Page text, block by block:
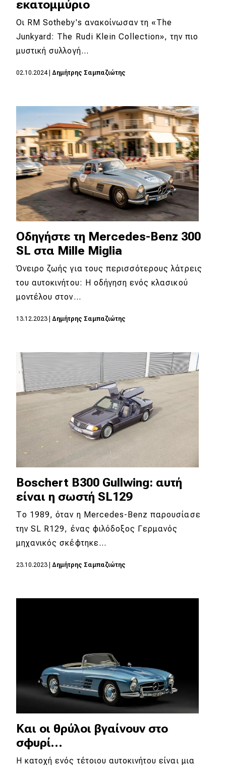
Ελλάδα
Κόσμος
Τεχνολογία
Απόψεις
Test Drive
Δοκιμή
Αποστολή
Συγκρίνουμε
Αγώνες
Formula 1
WRC
Motorsport
Νέα
Τεχνολογία
Mobility
Σταθμοί φόρτισης
Classic
Νέα
Παρουσιάσεις
DRIVE Away
MOTO
Χρηστικά
Συμβουλές
ΚΤΕΟ
Οδική βοήθεια
εκατομμύριο
Οι RM Sotheby's ανακοίνωσαν τη «The
Junkyard: The Rudi Klein Collection», την πιο
μυστική συλλογή…
02.10.2024| Δημήτρης Σαμπαζιώτης
Οδηγήστε τη Mercedes-Benz 300
SL στα Mille Miglia
Όνειρο ζωής για τους περισσότερους λάτρεις
του αυτοκινήτου: Η οδήγηση ενός κλασικού
μοντέλου στον…
13.12.2023 Δημήτρης Σαμπαζιώτης
Boschert B300 Gullwing: αυτή
είναι η σωστή SL129
Το 1989, όταν η Mercedes-Benz παρουσίασε
την SL R129, ένας φιλόδοξος Γερμανός
μηχανικός σκέφτηκε…
23.10.2023 Δημήτρης Σαμπαζιώτης
Και οι θρύλοι βγαίνουν στο
σφυρί…
Η κατοχή ενός τέτοιου αυτοκινήτου είναι μια